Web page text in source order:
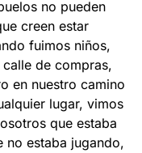
no pueden
creen estar
fuimos niños,
de compras,
en nuestro camino
lugar, vimos
que estaba
no estaba jugando,